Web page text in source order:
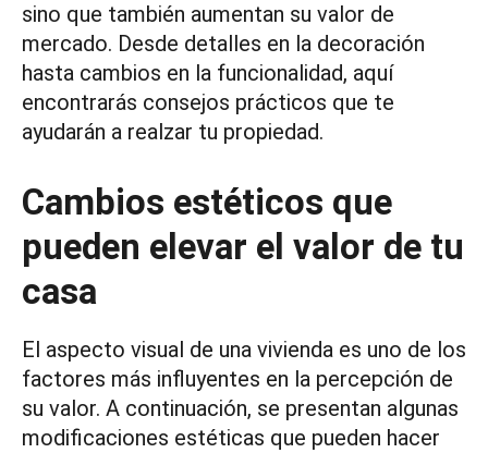
sino que también aumentan su valor de
mercado. Desde detalles en la decoración
hasta cambios en la funcionalidad, aquí
encontrarás consejos prácticos que te
ayudarán a realzar tu propiedad.
Cambios estéticos que
pueden elevar el valor de tu
casa
El aspecto visual de una vivienda es uno de los
factores más influyentes en la percepción de
su valor. A continuación, se presentan algunas
modificaciones estéticas que pueden hacer